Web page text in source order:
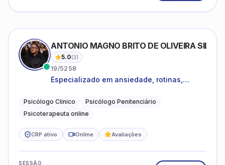
ANTONIO MAGNO BRITO DE OLIVEIRA SILVA
5.0(3)
19/5258
Especializado em ansiedade, rotinas,
familiares e questões comportamentais.
Psicólogo Clinico
Psicólogo Penitenciário
Psicoterapeuta online
CRP ativo Online Avaliações
SESSÃO